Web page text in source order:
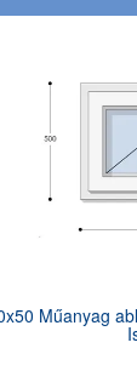
Műanyag